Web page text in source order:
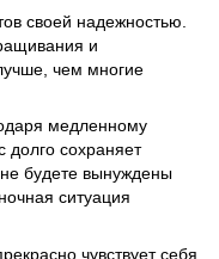
своей надежностью.
и
чем многие
медленному
сохраняет
будете вынуждены
ситуация
чувствует себя